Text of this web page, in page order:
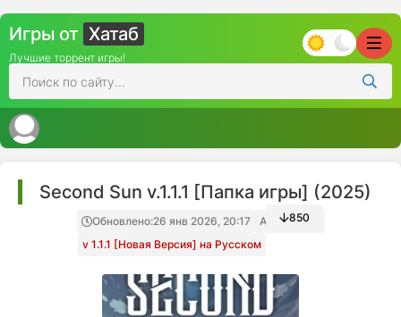
Игры от Хатаб
Лучшие торрент игры!
Second Sun v.1.1.1 [Папка игры] (2025)
Обновлено:26 янв 2026, 20:17
Архив игры
v 1.1.1 [Новая Версия] на Русском
850